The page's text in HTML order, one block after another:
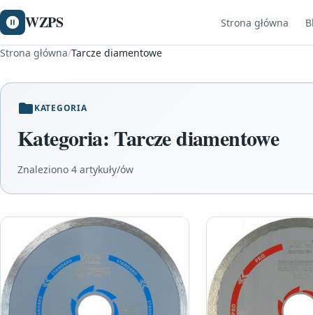
WZPS Strona główna
Strona główna/Tarcze diamentowe
KATEGORIA
Kategoria: Tarcze diamentowe
Znaleziono 4 artykuły/ów